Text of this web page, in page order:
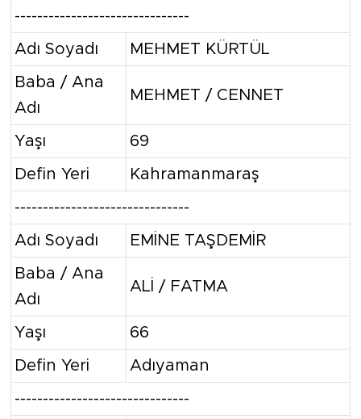
-------------------------------
Adı Soyadı MEHMET KÜRTÜL
Baba / Ana
Adı
MEHMET / CENNET
Yaşı 69
Defin Yeri Kahramanmaraş
-------------------------------
Adı Soyadı EMİNE TAŞDEMİR
Baba / Ana
Adı
ALİ / FATMA
Yaşı 66
Defin Yeri Adıyaman
-------------------------------